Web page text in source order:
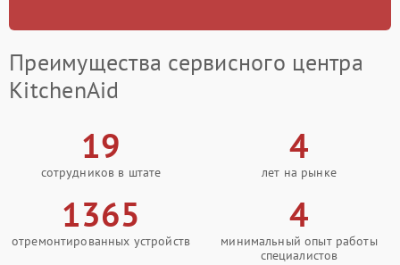
Преимущества сервисного центра
KitchenAid
19
сотрудников в штате
4
лет на рынке
1365
отремонтированных устройств
4
минимальный опыт работы
специалистов